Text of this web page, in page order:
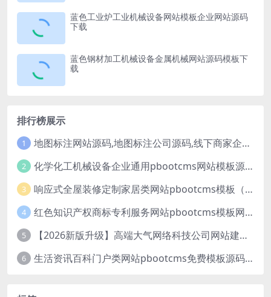
蓝色工业炉工业机械设备网站模板企业网站源码
下载
蓝色钢材加工机械设备金属机械网站源码模板下
载
排行榜展示
1 地图标注网站源码,地图标注公司源码,线下商家企业地图标注服务,店铺地图定位网站
2 化学化工机械设备企业通用pbootcms网站模板源码下载
3 响应式全屋装修定制家居类网站pbootcms模板（自适应手机端）绿色装修公司网站源码
4 红色知识产权商标专利服务网站pbootcms模板网站源码下载
5 【2026新版升级】高端大气网络科技公司网站建设官网源码模板下载
6 生活资讯百科门户类网站pbootcms免费模板源码下载